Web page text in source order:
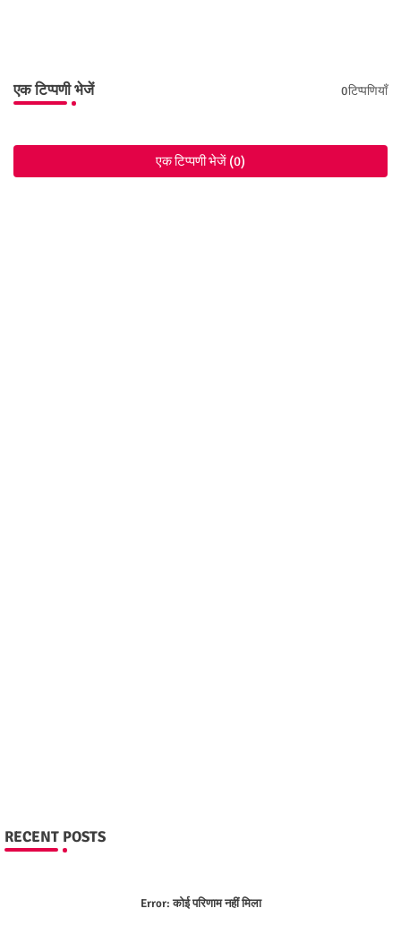
एक टिप्पणी भेजें 0टिप्पणियाँ
एक टिप्पणी भेजें (0)
RECENT POSTS
Error:कोई परिणाम नहीं मिला